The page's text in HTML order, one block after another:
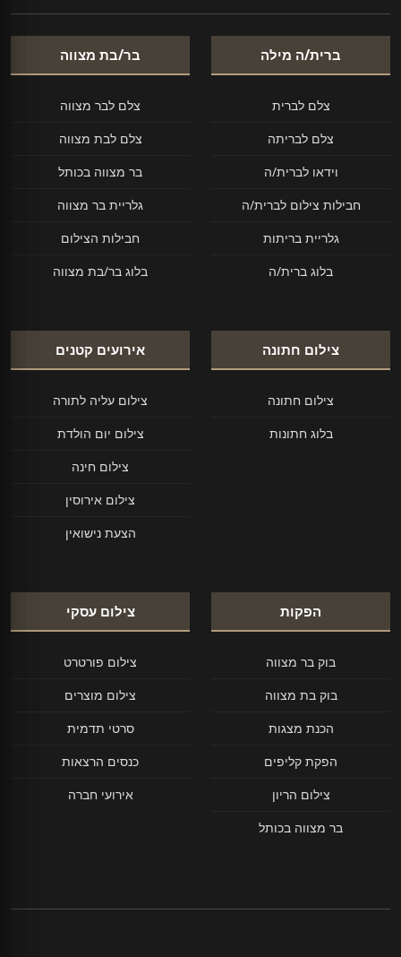
ברית/ה מילה
צלם לברית
צלם לבריתה
וידאו לברית/ה
חבילות צילום לברית/ה
גלריית בריתות
בלוג ברית/ה
בר/בת מצווה
צלם לבר מצווה
צלם לבת מצווה
בר מצווה בכותל
גלריית בר מצווה
חבילות הצילום
בלוג בר/בת מצווה
צילום חתונה
צילום חתונה
בלוג חתונות
אירועים קטנים
צילום עליה לתורה
צילום יום הולדת
צילום חינה
צילום אירוסין
הצעת נישואין
הפקות
בוק בר מצווה
בוק בת מצווה
הכנת מצגות
הפקת קליפים
צילום הריון
בר מצווה בכותל
צילום עסקי
צילום פורטרט
צילום מוצרים
סרטי תדמית
כנסים הרצאות
אירועי חברה